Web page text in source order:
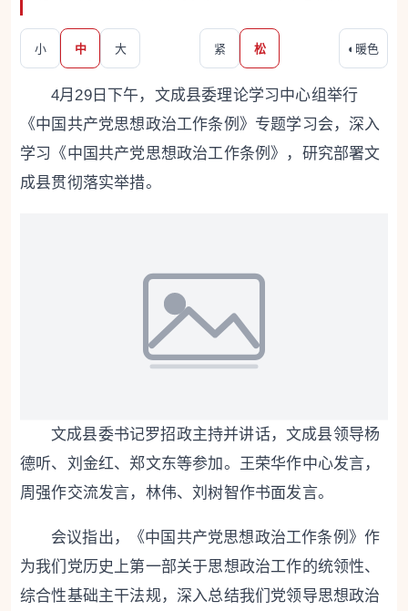
小 中 大 紧 松 ◐ 暖色
4月29日下午，文成县委理论学习中心组举行
《中国共产党思想政治工作条例》专题学习会，深入
学习《中国共产党思想政治工作条例》，研究部署文
成县贯彻落实举措。
文成县委书记罗招政主持并讲话，文成县领导杨
德听、刘金红、郑文东等参加。王荣华作中心发言，
周强作交流发言，林伟、刘树智作书面发言。
会议指出，《中国共产党思想政治工作条例》作
为我们党历史上第一部关于思想政治工作的统领性、
综合性基础主干法规，深入总结我们党领导思想政治